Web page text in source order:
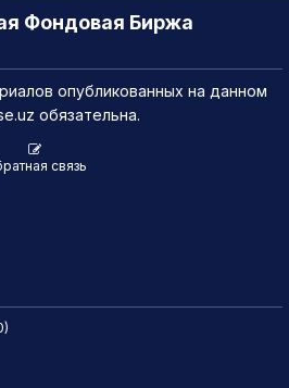
Фондовая Биржа
опубликованных на данном
обязательна.
связь